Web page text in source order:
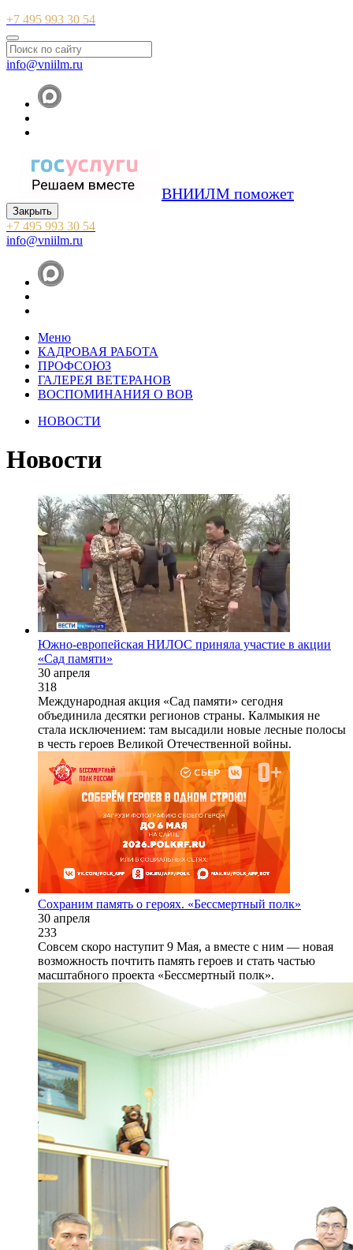
+7 495 993 30 54
info@vniilm.ru
ВНИИЛМ поможет
Закрыть
+7 495 993 30 54
info@vniilm.ru
Меню
КАДРОВАЯ РАБОТА
ПРОФСОЮЗ
ГАЛЕРЕЯ ВЕТЕРАНОВ
ВОСПОМИНАНИЯ О ВОВ
НОВОСТИ
Новости
Южно-европейская НИЛОС приняла участие в акции
«Сад памяти»
30 апреля
318
Международная акция «Сад памяти» сегодня
объединила десятки регионов страны. Калмыкия не
стала исключением: там высадили новые лесные полосы
в честь героев Великой Отечественной войны.
Сохраним память о героях. «Бессмертный полк»
30 апреля
233
Совсем скоро наступит 9 Мая, а вместе с ним — новая
возможность почтить память героев и стать частью
масштабного проекта «Бессмертный полк».